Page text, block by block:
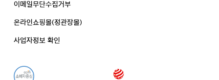
이메일무단수집거부
온라인쇼핑몰(정관장몰)
사업자정보 확인